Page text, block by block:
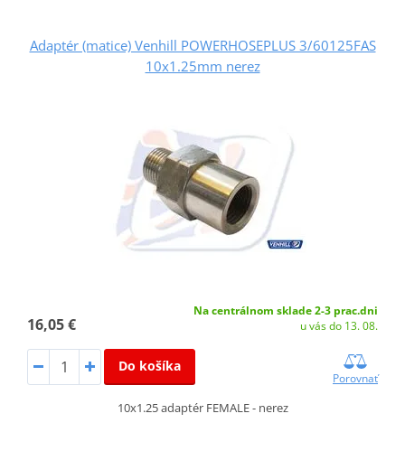
Adaptér (matice) Venhill POWERHOSEPLUS 3/60125FAS
10x1.25mm nerez
16,05 €
Na centrálnom sklade 2-3 prac.dni
u vás do 13. 08.
Do košíka
Porovnať
10x1.25 adaptér FEMALE - nerez